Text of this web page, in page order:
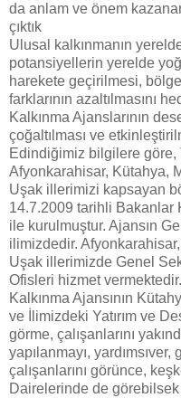
da anlam ve önem
çıktık
Ulusal kalkınmanın
potansiyellerin yerelde
harekete geçirilmesi,
farklarının azaltılmasını
Kalkınma Ajanslarının
çoğaltılması ve
Edindiğimiz bilgilere göre,
Afyonkarahisar, Kütahya,
Uşak illerimizi kapsayan
14.7.2009 tarihli Bakanlar
ile kurulmuştur. Ajansın
ilimizdedir.
Uşak illerimizde Genel
Ofisleri hizmet
Kalkınma Ajansının
ve İlimizdeki Yatırım ve
görme, çalışanlarını
yapılanmayı, yardımsıver,
çalışanlarını görünce,
Dairelerinde de